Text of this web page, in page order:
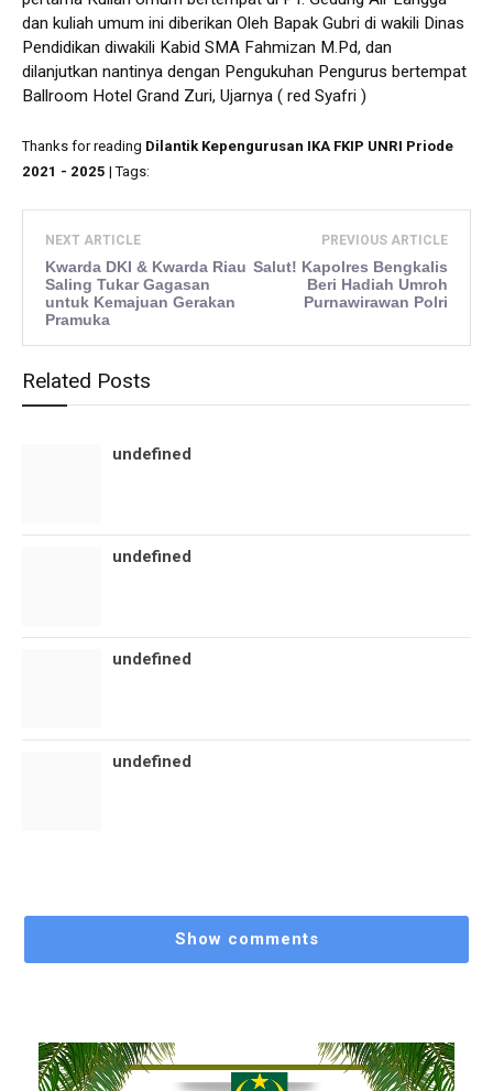
dan kuliah umum ini diberikan Oleh Bapak Gubri di wakili Dinas
Pendidikan diwakili Kabid SMA Fahmizan M.Pd, dan
dilanjutkan nantinya dengan Pengukuhan Pengurus bertempat
Ballroom Hotel Grand Zuri, Ujarnya ( red Syafri )
Thanks for reading Dilantik Kepengurusan IKA FKIP UNRI Priode
2021 - 2025 | Tags:
NEXT ARTICLE
Kwarda DKI & Kwarda Riau
Saling Tukar Gagasan
untuk Kemajuan Gerakan
Pramuka
PREVIOUS ARTICLE
Salut! Kapolres Bengkalis
Beri Hadiah Umroh
Purnawirawan Polri
Related Posts
undefined
undefined
undefined
undefined
Show comments